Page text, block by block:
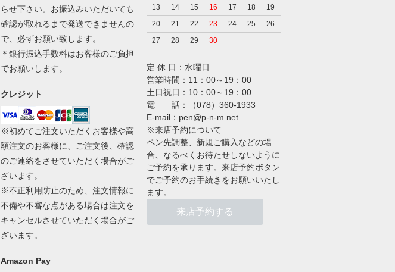
らせ下さい。お振込みいただいても
確認が取れるまで発送できませんの
で、必ずお願い致します。
＊銀行振込手数料はお客様のご負担
でお願いします。
クレジット
※初めてご注文いただくお客様や高
額注文のお客様に、ご注文後、確認
のご連絡をさせていただく場合がご
ざいます。
※不正利用防止のため、注文情報に
不備や不審な点がある場合は注文を
キャンセルさせていただく場合がご
ざいます。
Amazon Pay
13
14 15 16 17 18
19
20
21 22 23 24 25
26
27
28 29 30
定 休 日：水曜日
営業時間：11：00～19：00
土日祝日：10：00～19：00
電 話：（078）360-1933
E-mail：pen@p-n-m.net
※来店予約について
ペン先調整、新規ご購入などの場
合、なるべくお待たせしないように
ご予約を承ります。来店予約ボタン
でご予約のお手続きをお願いいたし
ます。
来店予約する